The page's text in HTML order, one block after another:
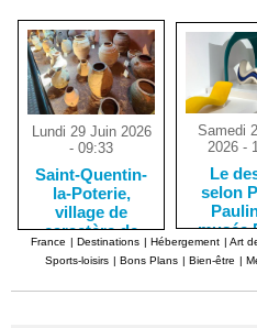
Lundi 29 Juin 2026
- 09:33
Saint-Quentin-
la-Poterie,
village de
caractère de
potiers
céramistes
Samedi
2026 -
Le
selon
musée
de
France Destinations Hébergement Art
Sports-loisirs
Bons Plans Bien-être